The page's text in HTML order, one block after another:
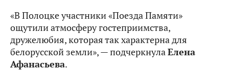
«В Полоцке участники «Поезда Памяти»
ощутили атмосферу гостеприимства,
дружелюбия, которая так характерна для
белорусской земли», — подчеркнулаЕлена
Афанасьева.